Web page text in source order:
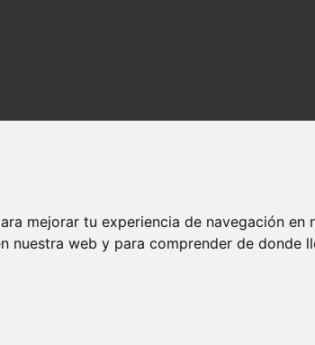
mejorar tu experiencia de navegación
nuestra web y para comprender de donde